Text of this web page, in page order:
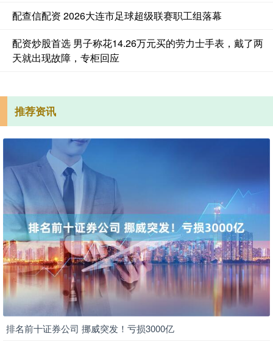
配查信配资 2026大连市足球超级联赛职工组落幕
配资炒股首选 男子称花14.26万元买的劳力士手表，戴了两
天就出现故障，专柜回应
推荐资讯
排名前十证券公司 挪威突发！亏损3000亿